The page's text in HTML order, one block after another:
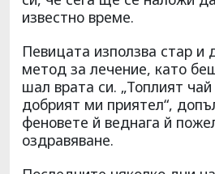
известно време.
Певицата използва стар и
метод за лечение, като
шал врата си. „Топлият
добрият ми приятел“,
феновете й веднага й
оздравяване.